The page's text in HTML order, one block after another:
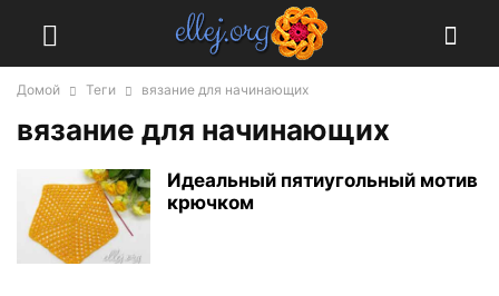
Домой Теги вязание для начинающих
вязание для начинающих
Идеальный пятиугольный мотив
крючком